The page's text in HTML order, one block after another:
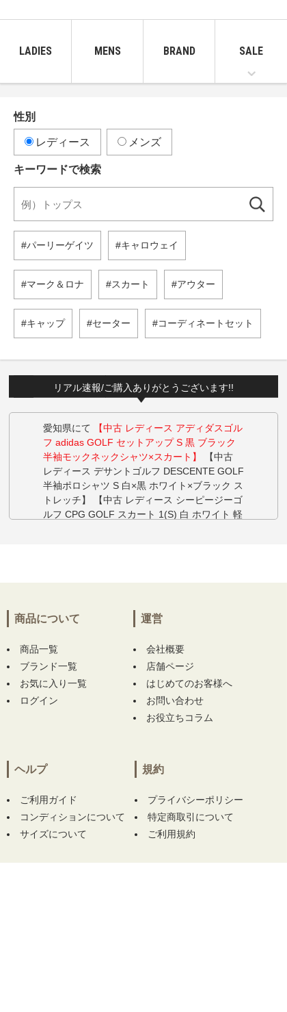
LADIES MENS BRAND SALE
性別
レディース メンズ
キーワードで検索
パーリーゲイツ キャロウェイ
マーク＆ロナ スカート アウター
キャップ セーター コーディネートセット
リアル速報/ご購入ありがとうございます!!
愛知県にて
【中古 レディース アディダスゴル
フ adidas GOLF セットアップ S 黒 ブラック
半袖モックネックシャツ×スカート】
【中古
レディース デサントゴルフ DESCENTE GOLF
半袖ポロシャツ S 白×黒 ホワイト×ブラック ス
トレッチ】 【中古 レディース シーピージーゴ
ルフ CPG GOLF スカート 1(S) 白 ホワイト 軽
S ブルー 青 訳あり上下サイズ違い】 【中古
スカート SS 紺×青系 一体型インナーパンツ 小
さい】 をお買い上げ!!ありがとうございます！
埼玉県にて
【中古 レディース パーリーゲイツ
ハイネック】
【中古 レディース ジャックバニ
ー Jack Bunny!! スカート 0(S) ホワイト 白 イ
ンナーパンツ一体型 ウエストゴム】 【中古 ア
げ!!ありがとうございます！
三重県にて
【中古 メンズ アルチビオ archivio
半袖シャツ 48(L) ホワイト ハーフジップ】
【中古 メンズ アルチビオ archivio 半袖シャツ
48(L) 紺 ネイビー ハーフジップ UV 速乾】 を
商品について
商品一覧
ブランド一覧
お気に入り一覧
ログイン
運営
会社概要
店舗ページ
はじめてのお客様へ
お問い合わせ
お役立ちコラム
ヘルプ
ご利用ガイド
コンディションについて
サイズについて
規約
プライバシーポリシー
特定商取引について
ご利用規約